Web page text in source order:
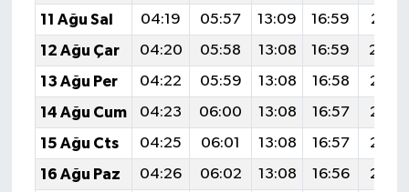
11 Ağu Sal
04:19 05:57 13:09 16:59
12 Ağu Çar
04:20 05:58 13:08 16:59
13 Ağu Per
04:22 05:59 13:08 16:58
14 Ağu Cum
04:23 06:00 13:08 16:57
15 Ağu Cts
04:25 06:01 13:08 16:57
16 Ağu Paz
04:26 06:02 13:08 16:56